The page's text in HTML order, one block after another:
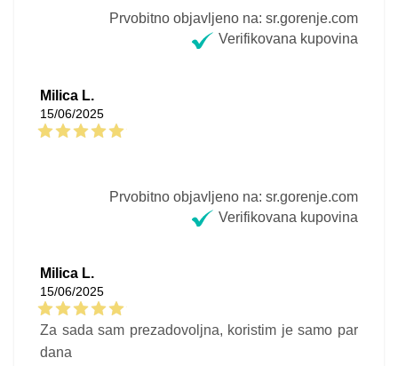
Prvobitno objavljeno na: sr.gorenje.com
Verifikovana kupovina
Milica L.
15/06/2025
Prvobitno objavljeno na: sr.gorenje.com
Verifikovana kupovina
Milica L.
15/06/2025
Za sada sam prezadovoljna, koristim je samo par
dana